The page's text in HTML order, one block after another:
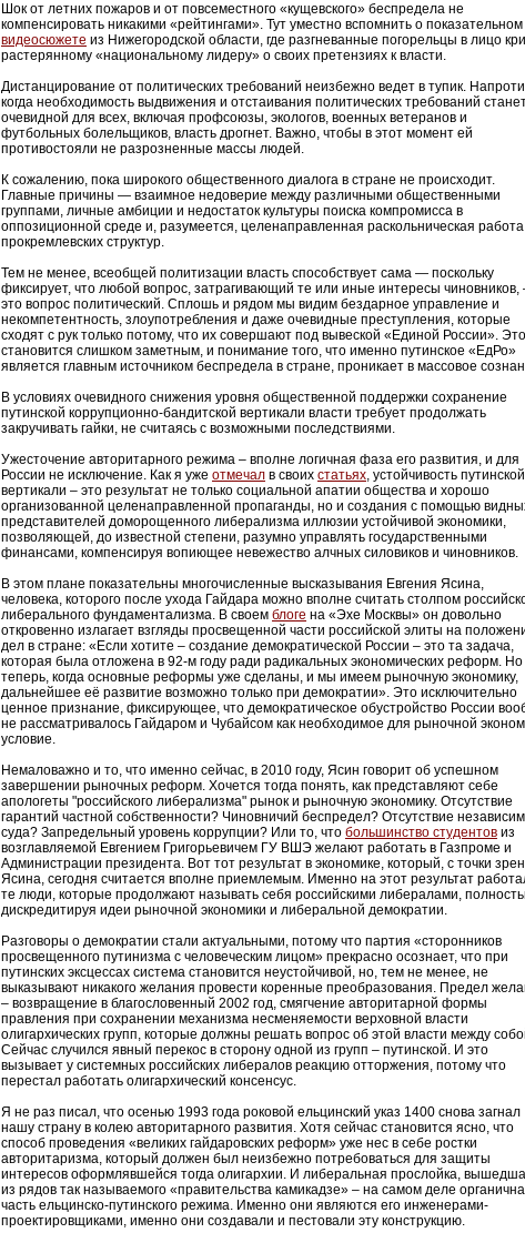
Шок от летних пожаров и от повсеместного «кущевского» беспредела не
компенсировать никакими «рейтингами». Тут уместно вспомнить о показательном
видеосюжете из Нижегородской области, где разгневанные погорельцы в лицо
растерянному «национальному лидеру» о своих претензиях к власти.
Дистанцирование от политических требований неизбежно ведет в тупик.
когда необходимость выдвижения и отстаивания политических требований
очевидной для всех, включая профсоюзы, экологов, военных ветеранов и
футбольных болельщиков, власть дрогнет. Важно, чтобы в этот момент ей
противостояли не разрозненные массы людей.
К сожалению, пока широкого общественного диалога в стране не происходит.
Главные причины — взаимное недоверие между различными общественными
группами, личные амбиции и недостаток культуры поиска компромисса в
оппозиционной среде и, разумеется, целенаправленная раскольническая работа
прокремлевских структур.
Тем не менее, всеобщей политизации власть способствует сама — поскольку
фиксирует, что любой вопрос, затрагивающий те или иные интересы
это вопрос политический. Сплошь и рядом мы видим бездарное управление и
некомпетентность, злоупотребления и даже очевидные преступления, которые
сходят с рук только потому, что их совершают под вывеской «Единой России». Это
становится слишком заметным, и понимание того, что именно путинское «ЕдРо»
является главным источником беспредела в стране, проникает в массовое
В условиях очевидного снижения уровня общественной поддержки сохранение
путинской коррупционно-бандитской вертикали власти требует продолжать
закручивать гайки, не считаясь с возможными последствиями.
Ужесточение авторитарного режима – вполне логичная фаза его развития, и для
России не исключение. Как я уже отмечал в своих статьях, устойчивость путинской
вертикали – это результат не только социальной апатии общества и хорошо
организованной целенаправленной пропаганды, но и создания с помощью
представителей доморощенного либерализма иллюзии устойчивой экономики,
позволяющей, до известной степени, разумно управлять государственными
финансами, компенсируя вопиющее невежество алчных силовиков и чиновников.
В этом плане показательны многочисленные высказывания Евгения Ясина,
человека, которого после ухода Гайдара можно вполне считать столпом
либерального фундаментализма. В своем блоге на «Эхе Москвы» он довольно
откровенно излагает взгляды просвещенной части российской элиты на
дел в стране: «Если хотите – создание демократической России – это та задача,
которая была отложена в 92-м году ради радикальных экономических реформ. Но
теперь, когда основные реформы уже сделаны, и мы имеем рыночную экономику,
дальнейшее её развитие возможно только при демократии». Это исключительно
ценное признание, фиксирующее, что демократическое обустройство России
не рассматривалось Гайдаром и Чубайсом как необходимое для рыночной
условие.
Немаловажно и то, что именно сейчас, в 2010 году, Ясин говорит об успешном
завершении рыночных реформ. Хочется тогда понять, как представляют себе
апологеты "российского либерализма" рынок и рыночную экономику. Отсутствие
гарантий частной собственности? Чиновничий беспредел? Отсутствие
суда? Запредельный уровень коррупции? Или то, что большинство студентов из
возглавляемой Евгением Григорьевичем ГУ ВШЭ желают работать в Газпроме и
Администрации президента. Вот тот результат в экономике, который, с точки
Ясина, сегодня считается вполне приемлемым. Именно на этот результат
те люди, которые продолжают называть себя российскими либералами,
дискредитируя идеи рыночной экономики и либеральной демократии.
Разговоры о демократии стали актуальными, потому что партия «сторонников
просвещенного путинизма с человеческим лицом» прекрасно осознает, что при
путинских эксцессах система становится неустойчивой, но, тем не менее, не
выказывают никакого желания провести коренные преобразования. Предел
– возвращение в благословенный 2002 год, смягчение авторитарной формы
правления при сохранении механизма несменяемости верховной власти
олигархических групп, которые должны решать вопрос об этой власти между
Сейчас случился явный перекос в сторону одной из групп – путинской. И это
вызывает у системных российских либералов реакцию отторжения, потому что
перестал работать олигархический консенсус.
Я не раз писал, что осенью 1993 года роковой ельцинский указ 1400 снова загнал
нашу страну в колею авторитарного развития. Хотя сейчас становится ясно, что
способ проведения «великих гайдаровских реформ» уже нес в себе ростки
авторитаризма, который должен был неизбежно потребоваться для защиты
интересов оформлявшейся тогда олигархии. И либеральная прослойка,
из рядов так называемого «правительства камикадзе» – на самом деле
часть ельцинско-путинского режима. Именно они являются его инженерами-
проектировщиками, именно они создавали и пестовали эту конструкцию.